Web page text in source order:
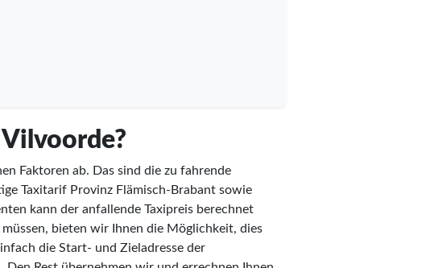
Faktoren ab. Das sind die zu fahrende
Taxitarif Provinz Flämisch-Brabant sowie
kann der anfallende Taxipreis berechnet
bieten wir Ihnen die Möglichkeit, dies
die Start- und Zieladresse der